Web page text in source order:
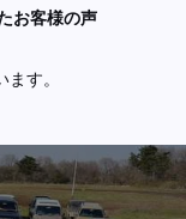
お客様の声
す。